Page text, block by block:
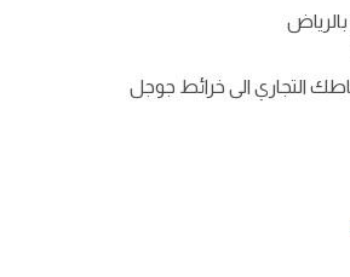
بالرياض
التجاري الى خرائط جوجل